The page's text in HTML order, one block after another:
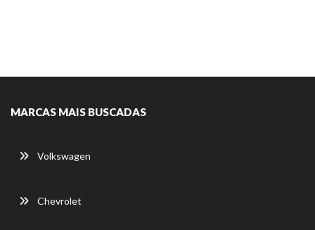
MARCAS MAIS BUSCADAS
Volkswagen
Chevrolet